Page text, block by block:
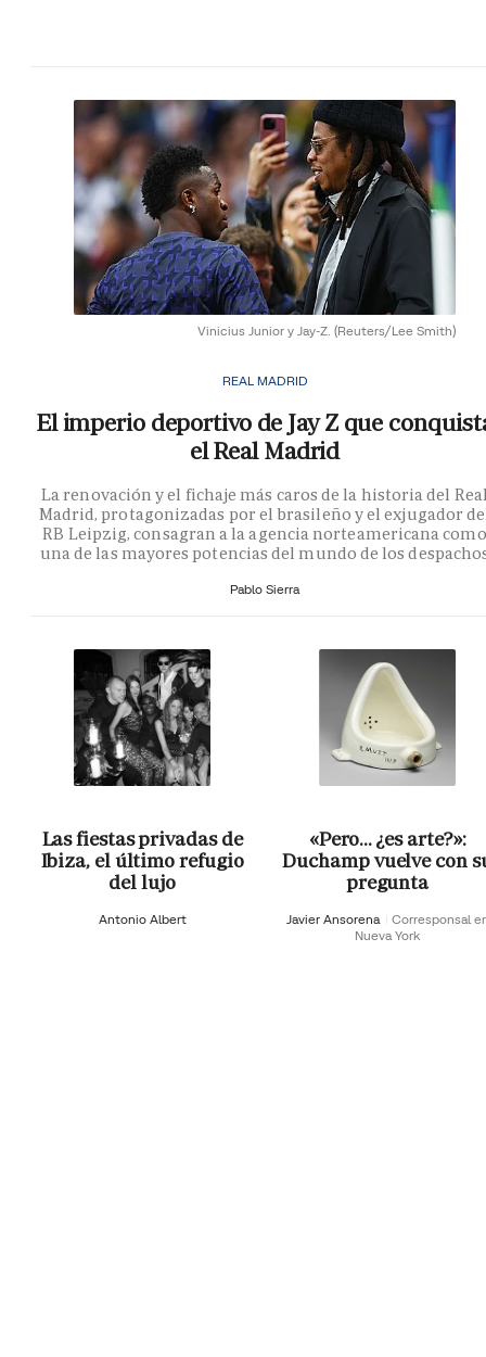
Vinicius Junior y Jay-Z. (Reuters/Lee Smith)
REAL MADRID
El imperio deportivo de Jay Z que
el Real Madrid
La renovación y el fichaje más caros de la historia del
Madrid, protagonizadas por el brasileño y el exjugador
RB Leipzig, consagran a la agencia norteamericana como
una de las mayores potencias del mundo de los
Pablo Sierra
Las fiestas privadas de
Ibiza, el último refugio
del lujo
Antonio Albert
«Pero… ¿es arte?»:
Duchamp vuelve con
pregunta
Javier Ansorena
Corresponsal
Nueva York